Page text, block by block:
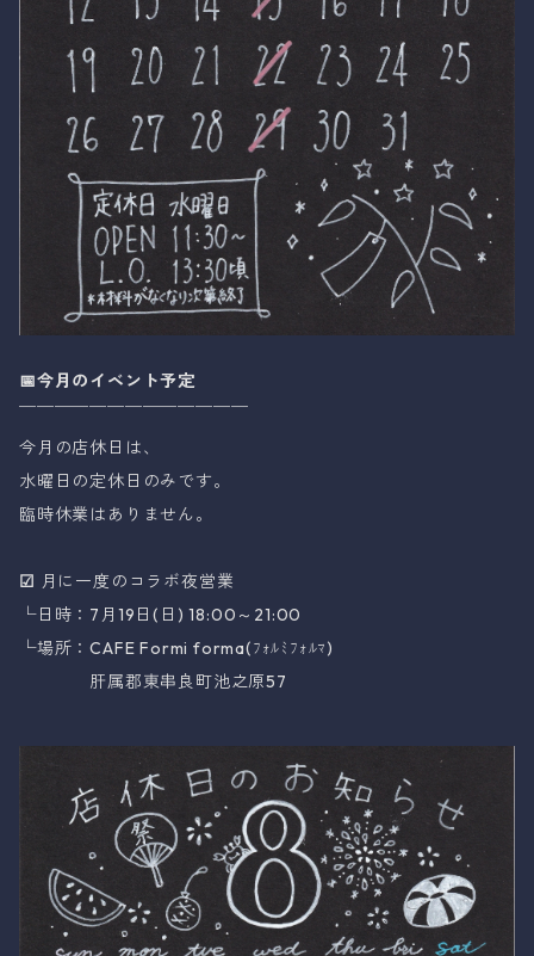
📅今月のイベント予定
￣￣￣￣￣￣￣￣￣￣￣￣￣
今月の店休日は、
水曜日の定休日のみです。
臨時休業はありません。
☑ 月に一度のコラボ夜営業
└日時：7月19日(日) 18:00～21:00
└場所：CAFE Formi forma(ﾌｫﾙﾐﾌｫﾙﾏ)
肝属郡東串良町池之原57